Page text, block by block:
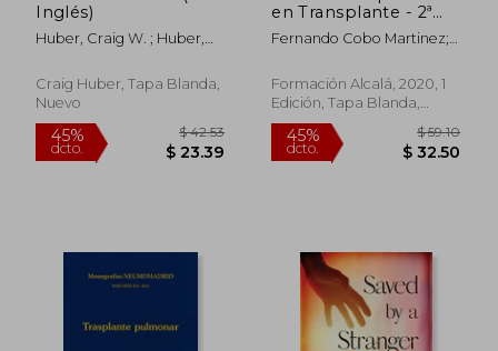
Inglés)
Huber, Craig W. ; Huber,
Craig Huber, Tapa Blanda,
Nuevo
en Transplante - 2ª
Edición
Fernando Cobo Martinez;
Revilla
Formación Alcalá, 2020, 1
Edición, Tapa Blanda,
Nuevo